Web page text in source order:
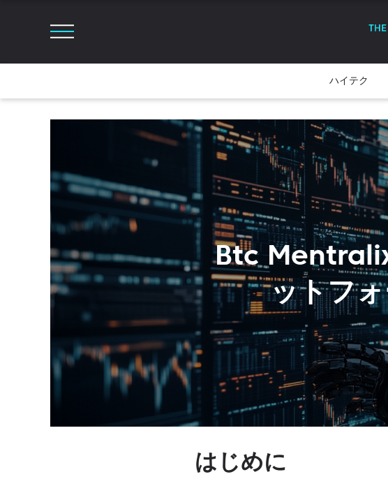
ハイテク
Btc
ットフ
はじめに